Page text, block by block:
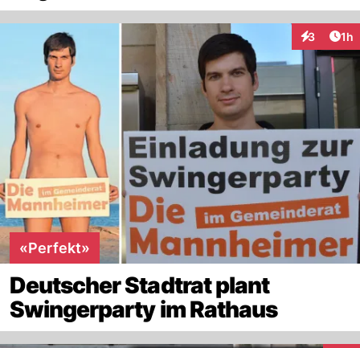
3 1h
«Perfekt»
Deutscher Stadtrat plant
Swingerparty im Rathaus